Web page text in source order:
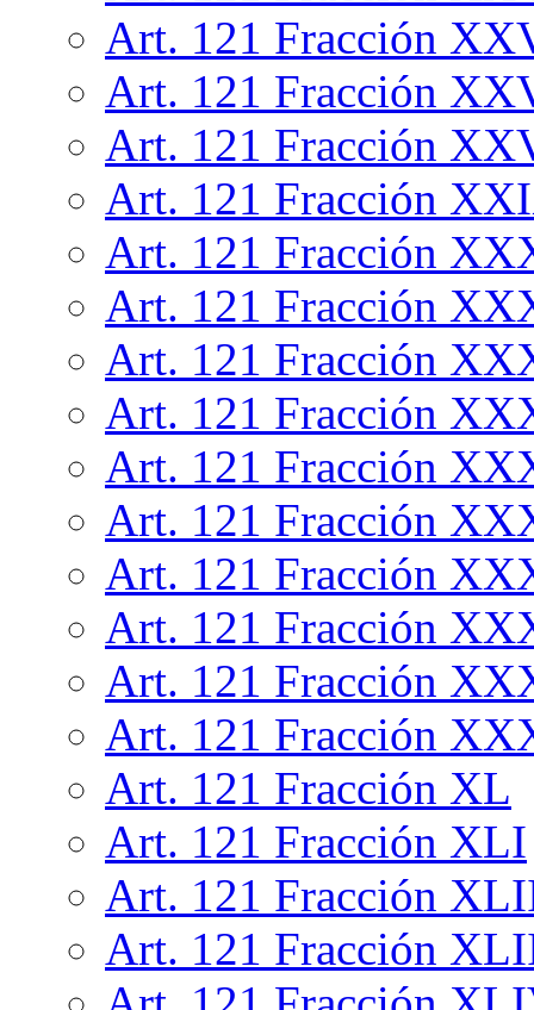
Art. 121 Fracción
Art. 121 Fracción
Art. 121 Fracción
Art. 121 Fracción
Art. 121 Fracción
Art. 121 Fracción
Art. 121 Fracción
Art. 121 Fracción
Art. 121 Fracción
Art. 121 Fracción
Art. 121 Fracción
Art. 121 Fracción
Art. 121 Fracción
Art. 121 Fracción
Art. 121 Fracción XL
Art. 121 Fracción XLI
Art. 121 Fracción
Art. 121 Fracción